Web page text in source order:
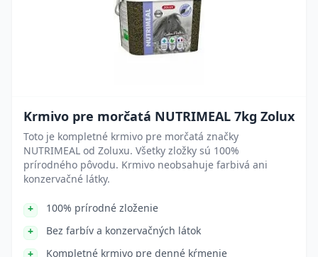
Krmivo pre morčatá NUTRIMEAL 7kg Zolux
Toto je kompletné krmivo pre morčatá značky
NUTRIMEAL od Zoluxu. Všetky zložky sú 100%
prírodného pôvodu. Krmivo neobsahuje farbivá ani
konzervačné látky.
100% prírodné zloženie
Bez farbív a konzervačných látok
Kompletné krmivo pre denné kŕmenie